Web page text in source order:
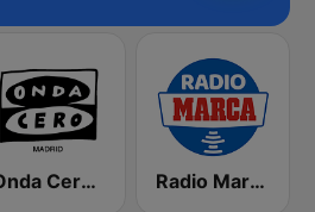
Onda Cero Madrid Radio Marca Nacional